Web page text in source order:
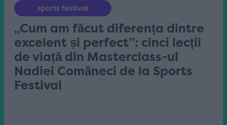
sports festival
„Cum am făcut diferența dintre
excelent și perfect”: cinci lecții
de viață din Masterclass-ul
Nadiei Comăneci de la Sports
Festival